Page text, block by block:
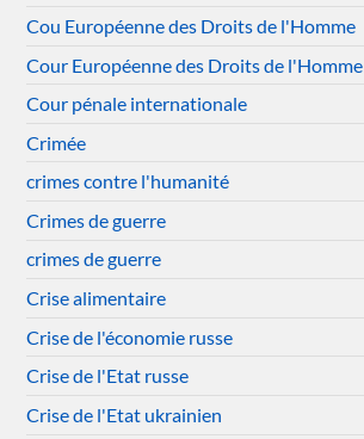
Cou Européenne des Droits de l'Homme
Cour Européenne des Droits de l'Homme
Cour pénale internationale
Crimée
crimes contre l'humanité
Crimes de guerre
crimes de guerre
Crise alimentaire
Crise de l'économie russe
Crise de l'Etat russe
Crise de l'Etat ukrainien